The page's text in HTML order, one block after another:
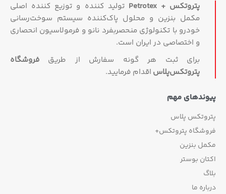
پتروتکس + Petrotex
تولید کننده و توزیع کننده اصلی
مکمل بنزین و محلول پاک‌کننده سیستم سوخت‌رسانی
خودرو با تکنولوژی منحصربفرد نانو و فرمولاسیون انحصاری
و اختصاصی در ایران است.
برای ثبت هر گونه سفارش از طریق فروشگاه
پتروتکس‏‌پلاس اقدام فرمایید.
پیوندهای مهم
پتروتکس پلاس
فروشگاه پتروتکس+
مکمل بنزین
اکتان بوستر
بلاگ
درباره ما